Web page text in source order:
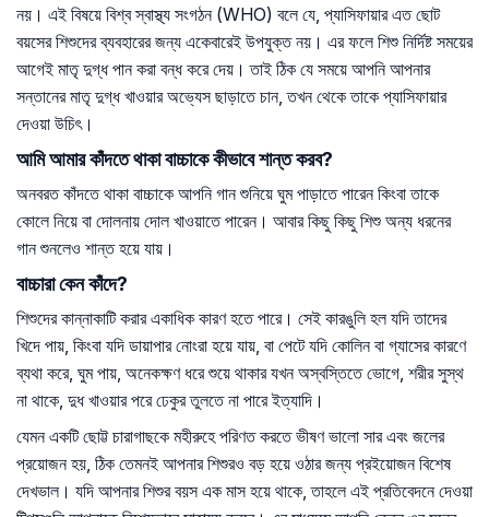
নয়। এই বিষয়ে বিশ্ব স্বাস্থ্য সংগঠন (WHO) বলে যে, প্যাসিফায়ার এত ছোট
বয়সের শিশুদের ব্যবহারের জন্য একেবারেই উপযুক্ত নয়। এর ফলে শিশু নির্দিষ্ট সময়ের
আগেই মাতৃ দুগ্ধ পান করা বন্ধ করে দেয়। তাই ঠিক যে সময়ে আপনি আপনার
সন্তানের মাতৃ দুগ্ধ খাওয়ার অভ্যেস ছাড়াতে চান, তখন থেকে তাকে প্যাসিফায়ার
দেওয়া উচিৎ।
আমি আমার কাঁদতে থাকা বাচ্চাকে কীভাবে শান্ত করব?
অনবরত কাঁদতে থাকা বাচ্চাকে আপনি গান শুনিয়ে ঘুম পাড়াতে পারেন কিংবা তাকে
কোলে নিয়ে বা দোলনায় দোল খাওয়াতে পারেন। আবার কিছু কিছু শিশু অন্য ধরনের
গান শুনলেও শান্ত হয়ে যায়।
বাচ্চারা কেন কাঁদে?
শিশুদের কান্নাকাটি করার একাধিক কারণ হতে পারে। সেই কারঙুলি হল যদি তাদের
খিদে পায়, কিংবা যদি ডায়াপার নোংরা হয়ে যায়, বা পেটে যদি কোলিন বা গ্যাসের কারণে
ব্যথা করে, ঘুম পায়, অনেকক্ষণ ধরে শুয়ে থাকার যখন অস্বস্তিতে ভোগে, শরীর সুস্থ
না থাকে, দুধ খাওয়ার পরে ঢেকুর তুলতে না পারে ইত্যাদি।
যেমন একটি ছোট্ট চারাগাছকে মহীরুহে পরিণত করতে ভীষণ ভালো সার এবং জলের
প্রয়োজন হয়, ঠিক তেমনই আপনার শিশুরও বড় হয়ে ওঠার জন্য প্রইয়োজন বিশেষ
দেখভাল। যদি আপনার শিশুর বয়স এক মাস হয়ে থাকে, তাহলে এই প্রতিবেদনে দেওয়া